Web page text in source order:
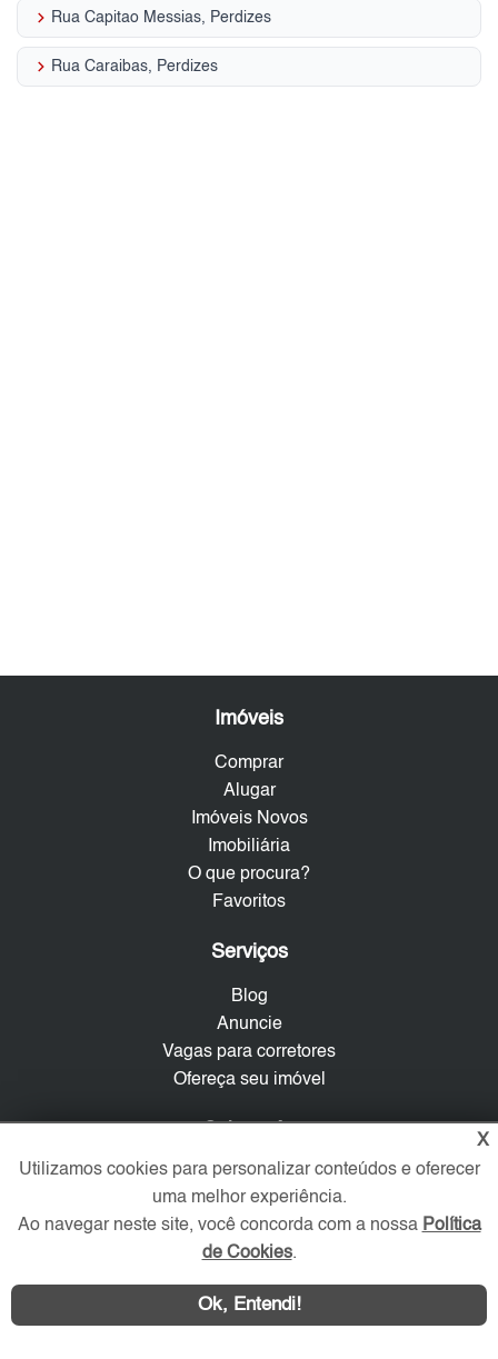
keyboard_arrow_right Rua Capitao Messias, Perdizes
keyboard_arrow_right Rua Caraibas, Perdizes
Imóveis
Comprar
Alugar
Imóveis Novos
Imobiliária
O que procura?
Favoritos
Serviços
Blog
Anuncie
Vagas para corretores
Ofereça seu imóvel
Contato
Mapa do Site
Política de Privacidade
Trabalhe Conosco
Verificada por
X
Utilizamos cookies para personalizar conteúdos e oferecer
uma melhor experiência.
Ao navegar neste site, você concorda com a nossa Política
de Cookies.
Ok, Entendi!